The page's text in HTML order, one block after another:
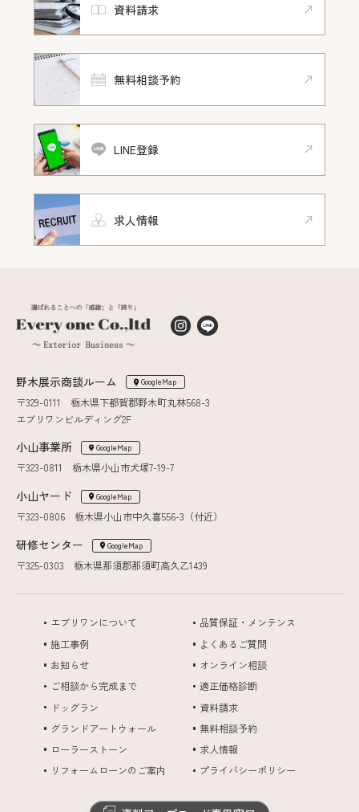
資料請求
無料相談予約
LINE登録
求人情報
野木展示商談ルーム GoogleMap
〒329-0111 栃木県下都賀郡野木町丸林568-3
エブリワンビルディング2F
小山事業所 GoogleMap
〒323-0811 栃木県小山市犬塚7-19-7
小山ヤード GoogleMap
〒323-0806 栃木県小山市中久喜556-3（付近）
研修センター GoogleMap
〒325-0303 栃木県那須郡那須町高久乙1439
エブリワンについて
施工事例
お知らせ
ご相談から完成まで
ドッグラン
グランドアートウォール
ローラーストーン
リフォームローンのご案内
品質保証・メンテンス
よくあるご質問
オンライン相談
適正価格診断
資料請求
無料相談予約
求人情報
プライバシーポリシー